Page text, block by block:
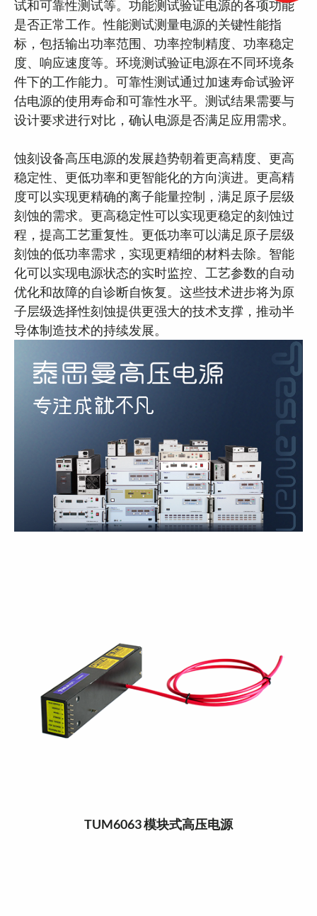
试和可靠性测试等。功能测试验证电源的各项功能
是否正常工作。性能测试测量电源的关键性能指
标，包括输出功率范围、功率控制精度、功率稳定
度、响应速度等。环境测试验证电源在不同环境条
件下的工作能力。可靠性测试通过加速寿命试验评
估电源的使用寿命和可靠性水平。测试结果需要与
设计要求进行对比，确认电源是否满足应用需求。
蚀刻设备高压电源的发展趋势朝着更高精度、更高
稳定性、更低功率和更智能化的方向演进。更高精
度可以实现更精确的离子能量控制，满足原子层级
刻蚀的需求。更高稳定性可以实现更稳定的刻蚀过
程，提高工艺重复性。更低功率可以满足原子层级
刻蚀的低功率需求，实现更精细的材料去除。智能
化可以实现电源状态的实时监控、工艺参数的自动
优化和故障的自诊断自恢复。这些技术进步将为原
子层级选择性刻蚀提供更强大的技术支撑，推动半
导体制造技术的持续发展。
TUM6063 模块式高压电源